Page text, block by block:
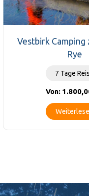
Vestbirk Camping
Rye
7 Tage
Von: